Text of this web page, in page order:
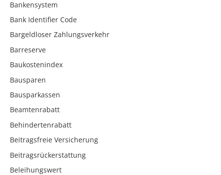
Bankensystem
Bank Identifier Code
Bargeldloser Zahlungsverkehr
Barreserve
Baukostenindex
Bausparen
Bausparkassen
Beamtenrabatt
Behindertenrabatt
Beitragsfreie Versicherung
Beitragsrückerstattung
Beleihungswert